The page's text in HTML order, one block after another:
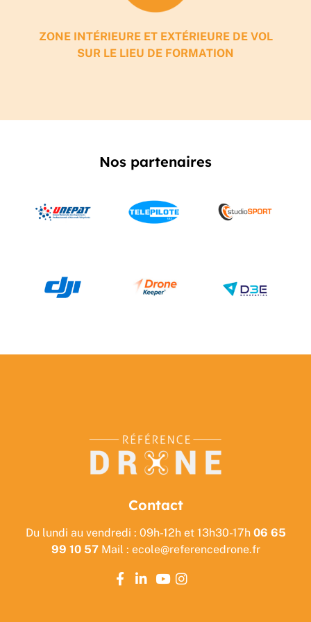
ZONE INTÉRIEURE ET EXTÉRIEURE DE VOL
SUR LE LIEU DE FORMATION
Nos partenaires
Contact
Du lundi au vendredi : 09h-12h et 13h30-17h 06 65
99 10 57Mail : ecole@referencedrone.fr